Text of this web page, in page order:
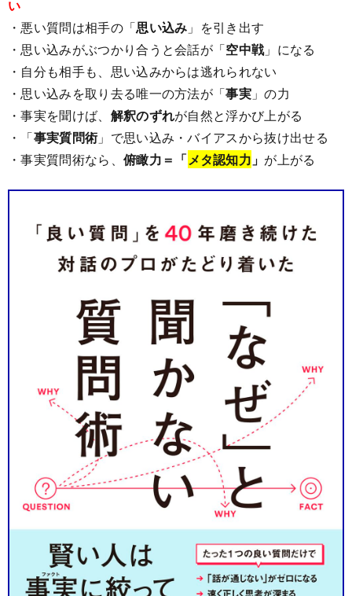
い
・悪い質問は相手の「思い込み 」を引き出す
・思い込みがぶつかり合うと会話が「空中戦」になる
・自分も相手も、思い込みからは逃れられない
・思い込みを取り去る唯一の方法が「事実 」の力
・事実を聞けば、 解釈のずれが自然と浮かび上がる
・「事実質問術 」で思い込み・バイアスから抜け出せる
・事実質問術なら、 俯瞰力＝「メタ認知力 」 が上がる